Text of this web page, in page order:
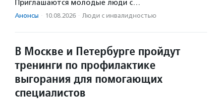
Приглашаются молодые люди с…
Анонсы · 10.08.2026 · Люди с инвалидностью
В Москве и Петербурге пройдут
тренинги по профилактике
выгорания для помогающих
специалистов